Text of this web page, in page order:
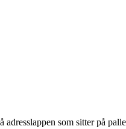
som sitter på